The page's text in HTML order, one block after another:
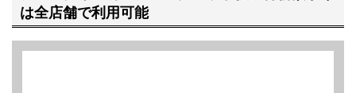
は全店舗で利用可能